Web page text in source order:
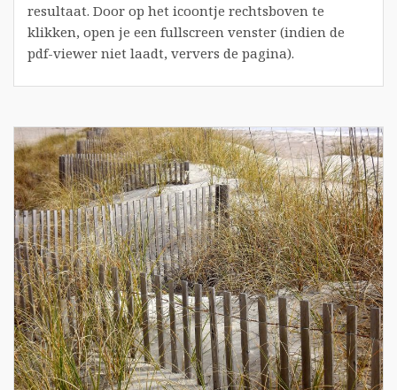
resultaat. Door op het icoontje rechtsboven te
klikken, open je een fullscreen venster (indien de
pdf-viewer niet laadt, ververs de pagina).